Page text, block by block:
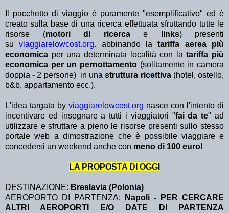
Il pacchetto di viaggio è puramente "esemplificativo" ed è
creato sulla base di una ricerca effettuata sfruttando tutte le
risorse (motori di ricerca e links) presenti
suviaggiarelowcost.org. abbinando la tariffa aerea più
economica per una determinata località con latariffa più
economica per un pernottamento (solitamente in camera
doppia - 2 persone) in unastruttura ricettiva(hotel, ostello,
b&b, appartamento ecc.).
L'idea targata by viaggiarelowcost.org nasce con l'intento di
incentivare ed insegnare a tutti i viaggiatori "fai da te" ad
utilizzare e sfruttare a pieno le risorse presenti sullo stesso
portale web a dimostrazione che è possibile viaggiare e
concedersi un weekend anche con meno di 100 euro!
LA PROPOSTA DI OGGI
DESTINAZIONE: Breslavia (Polonia)
AEROPORTO DI PARTENZA:
Napoli - PER CERCARE
ALTRI AEROPORTI E/O DATE DI PARTENZA